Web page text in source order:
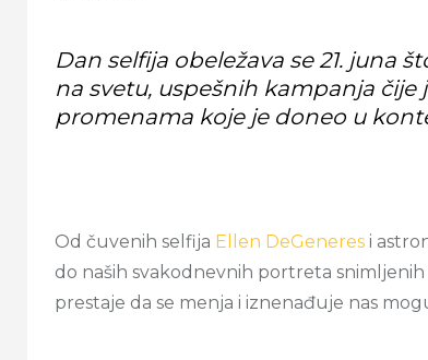
Dan selfija obeležava se 21. juna
na svetu, uspešnih kampanja
promenama koje je doneo u
Od čuvenih selfija Ellen DeGeneres i
do naših svakodnevnih portreta
prestaje da se menja i iznenađuje nas